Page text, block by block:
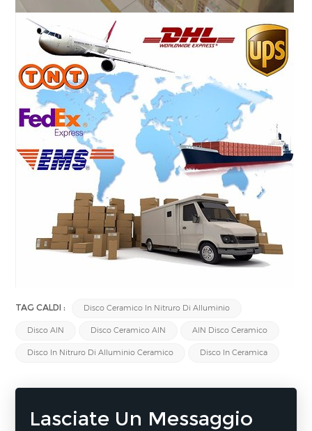
TAG CALDI : Disco Ceramico In Nitruro Di Alluminio
Disco AlN Disco Ceramico AlN AlN Disco Ceramico
Disco In Nitruro Di Alluminio Ceramico Disco In Ceramica
Lasciate Un Messaggio